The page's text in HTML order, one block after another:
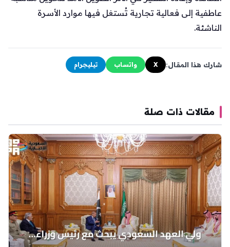
عاطفية إلى فعالية تجارية تُستغل فيها موارد الأسرة
الناشئة.
شارك هذا المقال: X واتساب تيليجرام
مقالات ذات صلة